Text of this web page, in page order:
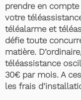
prendre en
votre
téléalarme et
défie toute
matière.
téléassistance
30€ par mois. A
les frais